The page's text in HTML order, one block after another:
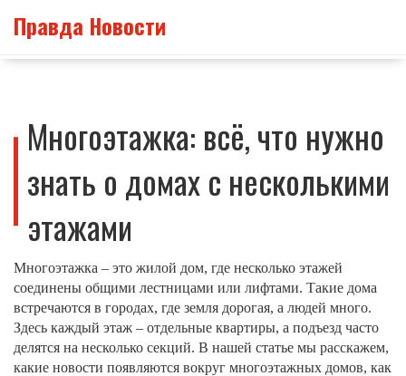
Правда Новости
Многоэтажка: всё, что нужно
знать о домах с несколькими
этажами
Многоэтажка – это жилой дом, где несколько этажей
соединены общими лестницами или лифтами. Такие дома
встречаются в городах, где земля дорогая, а людей много.
Здесь каждый этаж – отдельные квартиры, а подъезд часто
делятся на несколько секций. В нашей статье мы расскажем,
какие новости появляются вокруг многоэтажных домов, как